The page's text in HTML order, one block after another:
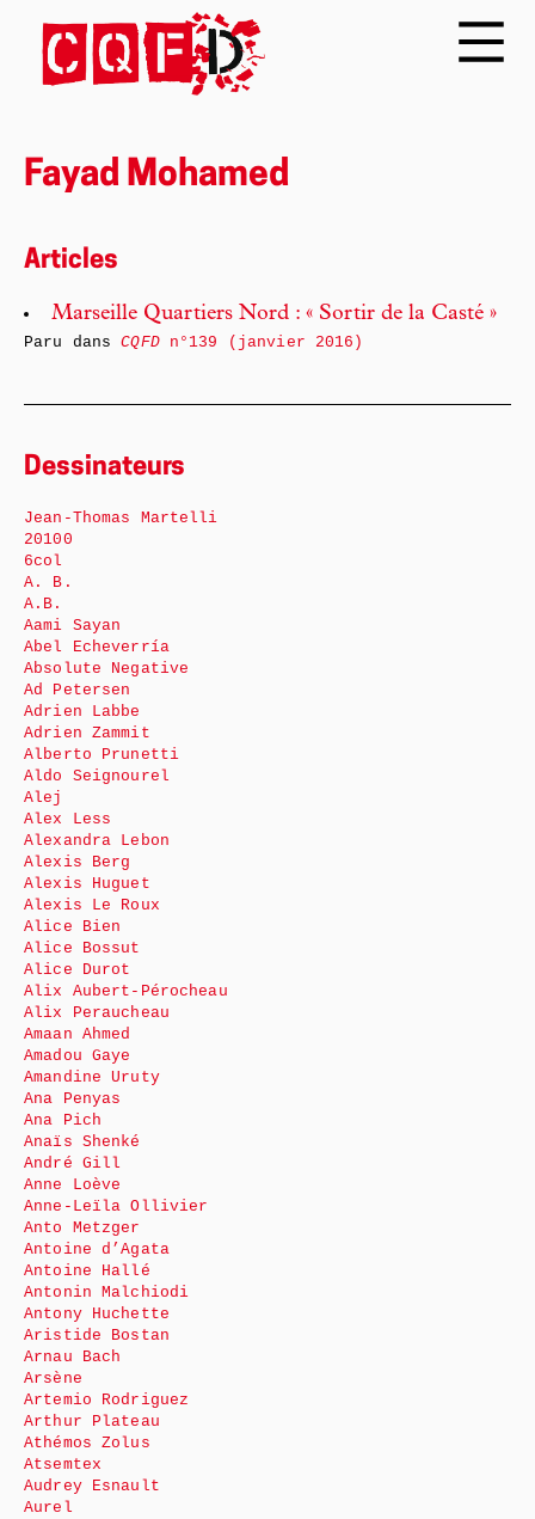
Fayad Mohamed
Articles
Marseille Quartiers Nord : « Sortir de la Casté »
Paru dansCQFDn°139 (janvier 2016)
Dessinateurs
Jean-Thomas Martelli
20100
6col
A. B.
A.B.
Aami Sayan
Abel Echeverría
Absolute Negative
Ad Petersen
Adrien Labbe
Adrien Zammit
Alberto Prunetti
Aldo Seignourel
Alej
Alex Less
Alexandra Lebon
Alexis Berg
Alexis Huguet
Alexis Le Roux
Alice Bien
Alice Bossut
Alice Durot
Alix Aubert-Pérocheau
Alix Peraucheau
Amaan Ahmed
Amadou Gaye
Amandine Uruty
Ana Penyas
Ana Pich
Anaïs Shenké
André Gill
Anne Loève
Anne-Leïla Ollivier
Anto Metzger
Antoine d’Agata
Antoine Hallé
Antonin Malchiodi
Antony Huchette
Aristide Bostan
Arnau Bach
Arsène
Artemio Rodriguez
Arthur Plateau
Athémos Zolus
Atsemtex
Audrey Esnault
Aurel